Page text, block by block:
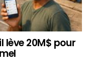
lève 20M$ pour